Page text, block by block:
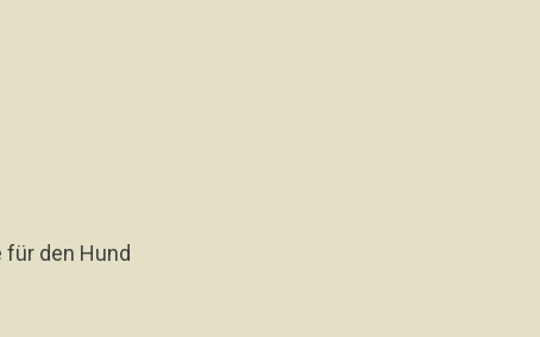
den Hund